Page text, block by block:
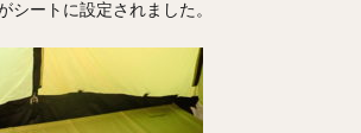
シートに設定されました。